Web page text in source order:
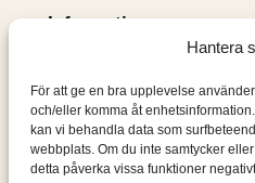
Hantera
För att ge en bra upplevelse
och/eller komma åt
kan vi behandla data som
webbplats. Om du inte samtycker
detta påverka vissa funktioner
Information
Om mig & om bloggen
S
ö
k